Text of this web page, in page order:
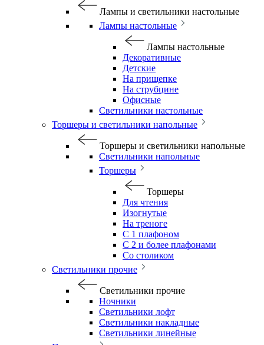
Лампы и светильники настольные
Лампы настольные
Лампы настольные
Декоративные
Детские
На прищепке
На струбцине
Офисные
Светильники настольные
Торшеры и светильники напольные
Торшеры и светильники напольные
Светильники напольные
Торшеры
Торшеры
Для чтения
Изогнутые
На треноге
С 1 плафоном
С 2 и более плафонами
Со столиком
Светильники прочие
Светильники прочие
Ночники
Светильники лофт
Светильники накладные
Светильники линейные